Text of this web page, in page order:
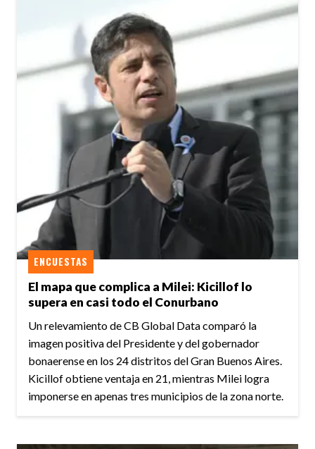
El mapa que complica a Milei: Kicillof lo
supera en casi todo el Conurbano
ENCUESTAS
Un relevamiento de CB Global Data comparó la
imagen positiva del Presidente y del gobernador
bonaerense en los 24 distritos del Gran Buenos Aires.
Kicillof obtiene ventaja en 21, mientras Milei logra
imponerse en apenas tres municipios de la zona norte.